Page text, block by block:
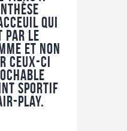
qui
par le
et non
ceux-ci
sportif
play.